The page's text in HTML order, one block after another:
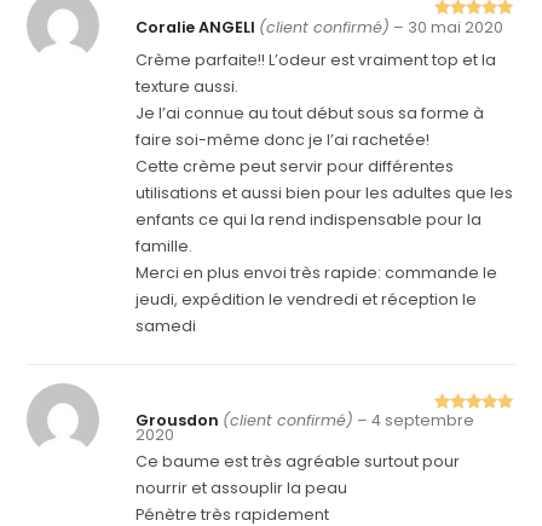
Note5sur
5
Coralie ANGELI (client confirmé) – 30 mai 2020
Crème parfaite!! L’odeur est vraiment top et la
texture aussi.
Je l’ai connue au tout début sous sa forme à
faire soi-même donc je l’ai rachetée!
Cette crème peut servir pour différentes
utilisations et aussi bien pour les adultes que les
enfants ce qui la rend indispensable pour la
famille.
Merci en plus envoi très rapide: commande le
jeudi, expédition le vendredi et réception le
samedi
Note5
Grousdon (client confirmé) – 4 septembre
2020
Ce baume est très agréable surtout pour
nourrir et assouplir la peau
Pénètre très rapidement